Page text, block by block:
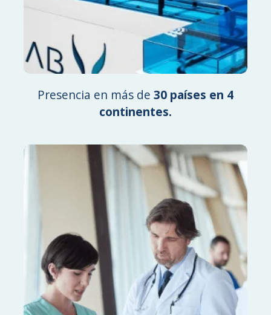
Presencia en más de 30 países en 4
continentes.